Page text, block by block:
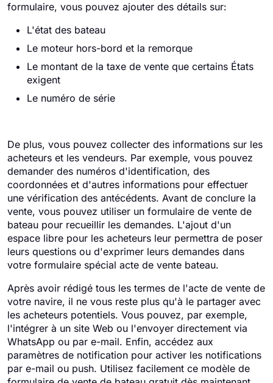
formulaire, vous pouvez ajouter des détails sur:
L'état des bateau
Le moteur hors-bord et la remorque
Le montant de la taxe de vente que certains États
exigent
Le numéro de série
De plus, vous pouvez collecter des informations sur les
acheteurs et les vendeurs. Par exemple, vous pouvez
demander des numéros d'identification, des
coordonnées et d'autres informations pour effectuer
une vérification des antécédents. Avant de conclure la
vente, vous pouvez utiliser un formulaire de vente de
bateau pour recueillir les demandes. L'ajout d'un
espace libre pour les acheteurs leur permettra de poser
leurs questions ou d'exprimer leurs demandes dans
votre formulaire spécial acte de vente bateau.
Après avoir rédigé tous les termes de l'acte de vente de
votre navire, il ne vous reste plus qu'à le partager avec
les acheteurs potentiels. Vous pouvez, par exemple,
l'intégrer à un site Web ou l'envoyer directement via
WhatsApp ou par e-mail. Enfin, accédez aux
paramètres de notification pour activer les notifications
par e-mail ou push. Utilisez facilement ce modèle de